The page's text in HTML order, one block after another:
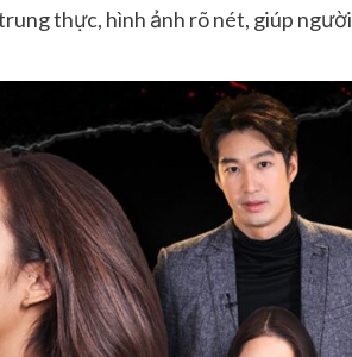
thực, hình ảnh rõ nét, giúp người